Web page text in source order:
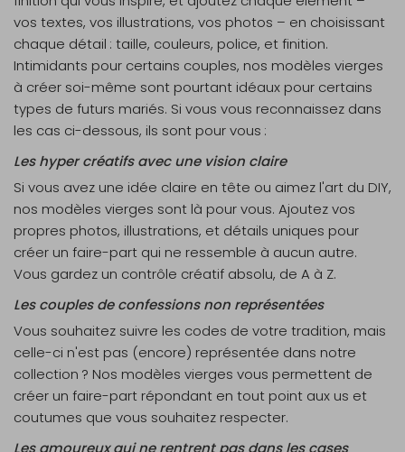
vos textes, vos illustrations, vos photos – en choisissant
chaque détail : taille, couleurs, police, et finition.
Intimidants pour certains couples, nos modèles vierges
à créer soi-même sont pourtant idéaux pour certains
types de futurs mariés. Si vous vous reconnaissez dans
les cas ci-dessous, ils sont pour vous :
Les hyper créatifs avec une vision claire
Si vous avez une idée claire en tête ou aimez l'art du DIY,
nos modèles vierges sont là pour vous. Ajoutez vos
propres photos, illustrations, et détails uniques pour
créer un faire-part qui ne ressemble à aucun autre.
Vous gardez un contrôle créatif absolu, de A à Z.
Les couples de confessions non représentées
Vous souhaitez suivre les codes de votre tradition, mais
celle-ci n'est pas (encore) représentée dans notre
collection ? Nos modèles vierges vous permettent de
créer un faire-part répondant en tout point aux us et
coutumes que vous souhaitez respecter.
Les amoureux qui ne rentrent pas dans les cases